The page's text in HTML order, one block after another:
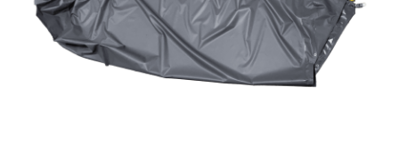
Laiturit